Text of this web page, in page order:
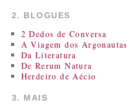
2. BLOGUES
2 Dedos de Conversa
A Viagem dos Argonautas
Da Literatura
De Rerum Natura
Herdeiro de Aécio
3. MAIS